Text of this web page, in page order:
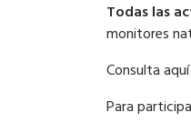
Todas las
monitores
Consulta
Para